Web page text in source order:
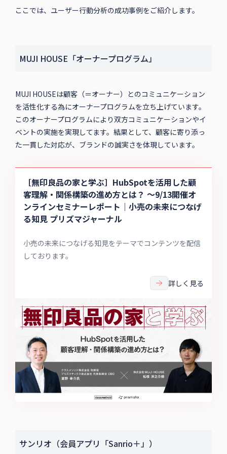
ここでは、ユーザー行動分析の成功事例をご紹介します。
MUJI HOUSE「オーナープログラム」
MUJI HOUSEは顧客（＝オーナー）とのコミュニケーション
を活性化する為にオーナープログラムを立ち上げています。
このオーナープログラムにより双方コミュニケーションやイ
ベントの実施を実現してます。結果として、顧客に寄り添っ
た一貫した対応が、ブランドの誠実さを体現しています。
［無印良品の家と学ぶ］HubSpotを活用した顧
客理解・関係構築の進め方とは？ 〜9/13開催オ
ンラインセミナーレポート｜小売の未来につなげ
る知見 プリズマジャーナル
小売の未来につなげる知見をテーマでコンテンツを配信
しております。
詳しく見る
サンリオ（会員アプリ「Sanrio＋」）